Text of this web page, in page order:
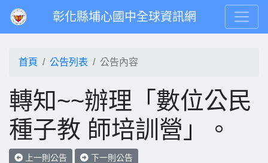
彰化縣埔心國中全球資訊網
首頁 公告列表 公告內容
轉知~~辦理「數位公民
種子教 師培訓營」。
上一則公告 下一則公告